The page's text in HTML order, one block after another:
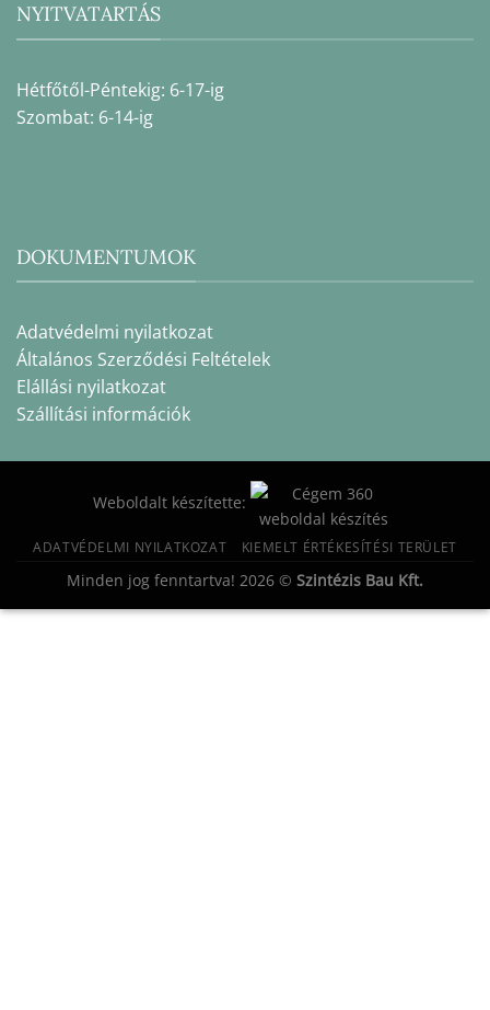
NYITVATARTÁS
Hétfőtől-Péntekig: 6-17-ig
Szombat: 6-14-ig
DOKUMENTUMOK
Adatvédelmi nyilatkozat
Általános Szerződési Feltételek
Elállási nyilatkozat
Szállítási információk
Weboldalt készítette:
ADATVÉDELMI NYILATKOZAT KIEMELT ÉRTÉKESÍTÉSI TERÜLET
Minden jog fenntartva! 2026 © Szintézis Bau Kft.